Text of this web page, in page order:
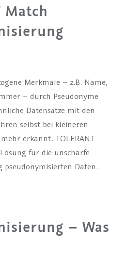
Match
Merkmale – z.B. Name,
– durch Pseudonyme
Datensätze mit den
selbst bei kleineren
erkannt. TOLERANT
für die unscharfe
pseudonymisierten Daten.
– Was